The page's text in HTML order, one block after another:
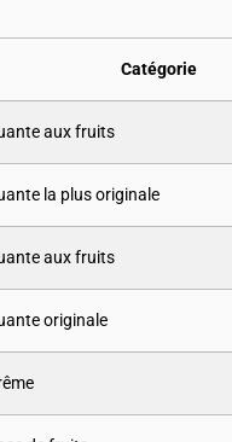
Catégorie
aux fruits
la plus originale
aux fruits
originale